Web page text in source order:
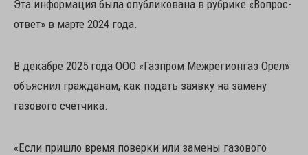
Эта информация была опубликована в рубрике «Вопрос-
ответ» в марте 2024 года.
В декабре 2025 года ООО «Газпром Межрегионгаз Орел»
объяснил гражданам, как подать заявку на замену
газового счетчика.
«Если пришло время поверки или замены газового